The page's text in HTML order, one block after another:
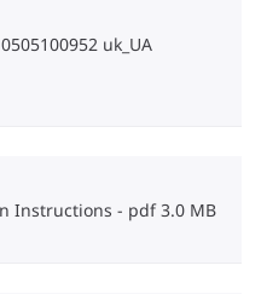
uk_UA
Instructions pdf 3.0 MB